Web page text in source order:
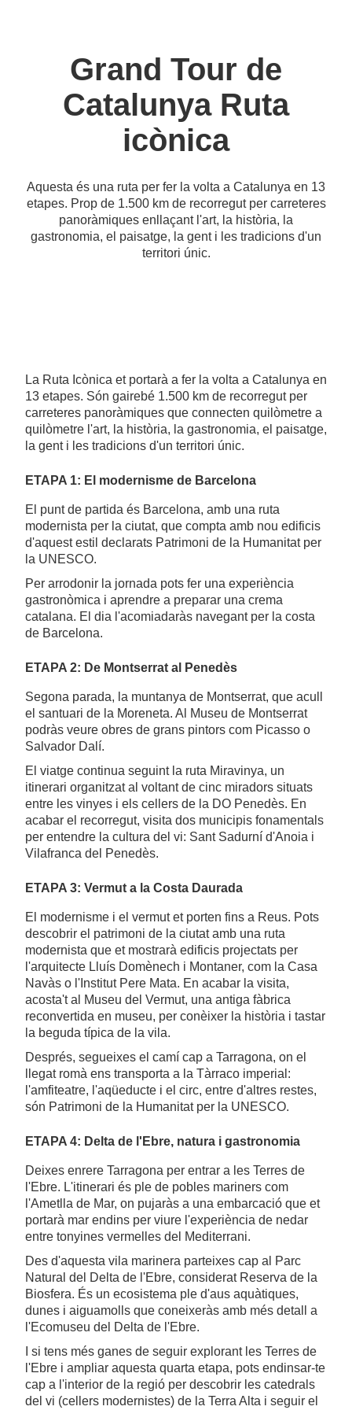
Grand Tour de
Catalunya Ruta
icònica
Aquesta és una ruta per fer la volta a Catalunya en 13
etapes. Prop de 1.500 km de recorregut per carreteres
panoràmiques enllaçant l'art, la història, la
gastronomia, el paisatge, la gent i les tradicions d'un
territori únic.
La Ruta Icònica et portarà a fer la volta a Catalunya en
13 etapes. Són gairebé 1.500 km de recorregut per
carreteres panoràmiques que connecten quilòmetre a
quilòmetre l'art, la història, la gastronomia, el paisatge,
la gent i les tradicions d'un territori únic.
ETAPA 1: El modernisme de Barcelona
El punt de partida és Barcelona, amb una ruta
modernista per la ciutat, que compta amb nou edificis
d'aquest estil declarats Patrimoni de la Humanitat per
la UNESCO.
Per arrodonir la jornada pots fer una experiència
gastronòmica i aprendre a preparar una crema
catalana. El dia l'acomiadaràs navegant per la costa
de Barcelona.
ETAPA 2: De Montserrat al Penedès
Segona parada, la muntanya de Montserrat, que acull
el santuari de la Moreneta. Al Museu de Montserrat
podràs veure obres de grans pintors com Picasso o
Salvador Dalí.
El viatge continua seguint la ruta Miravinya, un
itinerari organitzat al voltant de cinc miradors situats
entre les vinyes i els cellers de la DO Penedès. En
acabar el recorregut, visita dos municipis fonamentals
per entendre la cultura del vi: Sant Sadurní d'Anoia i
Vilafranca del Penedès.
ETAPA 3: Vermut a la Costa Daurada
El modernisme i el vermut et porten fins a Reus. Pots
descobrir el patrimoni de la ciutat amb una ruta
modernista que et mostrarà edificis projectats per
l'arquitecte Lluís Domènech i Montaner, com la Casa
Navàs o l'Institut Pere Mata. En acabar la visita,
acosta't al Museu del Vermut, una antiga fàbrica
reconvertida en museu, per conèixer la història i tastar
la beguda típica de la vila.
Després, segueixes el camí cap a Tarragona, on el
llegat romà ens transporta a la Tàrraco imperial:
l'amfiteatre, l'aqüeducte i el circ, entre d'altres restes,
són Patrimoni de la Humanitat per la UNESCO.
ETAPA 4: Delta de l'Ebre, natura i gastronomia
Deixes enrere Tarragona per entrar a les Terres de
l'Ebre. L'itinerari és ple de pobles mariners com
l'Ametlla de Mar, on pujaràs a una embarcació que et
portarà mar endins per viure l'experiència de nedar
entre tonyines vermelles del Mediterrani.
Des d'aquesta vila marinera parteixes cap al Parc
Natural del Delta de l'Ebre, considerat Reserva de la
Biosfera. És un ecosistema ple d'aus aquàtiques,
dunes i aiguamolls que coneixeràs amb més detall a
l'Ecomuseu del Delta de l'Ebre.
I si tens més ganes de seguir explorant les Terres de
l'Ebre i ampliar aquesta quarta etapa, pots endinsar-te
cap a l'interior de la regió per descobrir les catedrals
del vi (cellers modernistes) de la Terra Alta i seguir el